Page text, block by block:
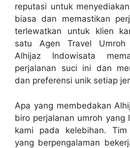
reputasi untuk
biasa dan memastikan
terlewatkan untuk klien
satu Agen Travel Umroh
Alhijaz Indowisata
perjalanan suci ini dan
dan preferensi unik setiap
Apa yang membedakan
biro perjalanan umroh yang
kami pada kelebihan.
yang berpengalaman